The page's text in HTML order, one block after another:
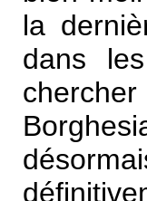
la
dans